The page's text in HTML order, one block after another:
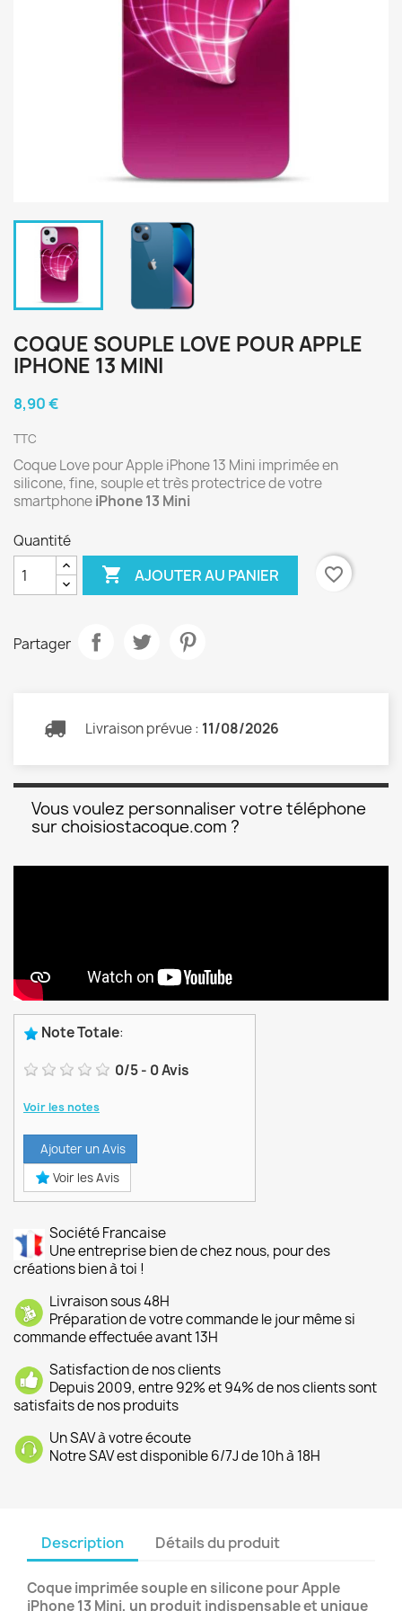
COQUE SOUPLE LOVE POUR APPLE
IPHONE 13 MINI
8,90 €
TTC
Coque Love pour Apple iPhone 13 Mini imprimée en
silicone, fine, souple et très protectrice de votre
smartphoneiPhone 13 Mini
Quantité
 AJOUTER AU PANIER favorite_border
Partager
Livraison prévue : 11/08/2026
Vous voulez personnaliser votre téléphone
sur choisiostacoque.com ?
Note Totale:
0/5- 0Avis
Voir les notes
Ajouter un Avis
Voir les Avis
Société Francaise
Une entreprise bien de chez nous, pour des
créations bien à toi !
Livraison sous 48H
Préparation de votre commande le jour même si
commande effectuée avant 13H
Satisfaction de nos clients
Depuis 2009, entre 92% et 94% de nos clients sont
satisfaits de nos produits
Un SAV à votre écoute
Notre SAV est disponible 6/7J de 10h à 18H
Description Détails du produit
Coque imprimée souple en silicone pour Apple
iPhone 13 Mini, un produit indispensable et unique